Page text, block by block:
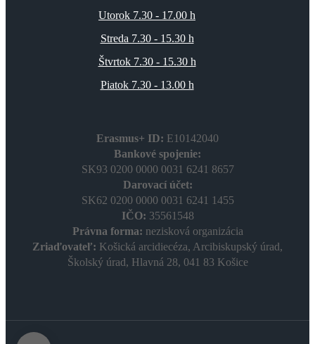
Utorok 7.30 - 17.00 h
Streda 7.30 - 15.30 h
Štvrtok 7.30 - 15.30 h
Piatok 7.30 - 13.00 h
Erasmus+ ID: E10142040
Bankové spojenie:
SK93 0200 0000 0031 6241 8657
Darovací účet:
SK62 0200 0000 0031 6241 1455
IČO: 35561548
Právna forma: nezisková organizácia
Zriaďovateľ: Košická arcidiecéza, Arcibiskupský úrad,
Školský úrad, Hlavná 28, 041 83 Košice